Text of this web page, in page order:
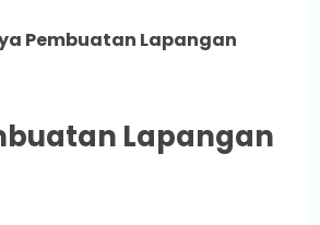
Pembuatan Lapangan
Lapangan